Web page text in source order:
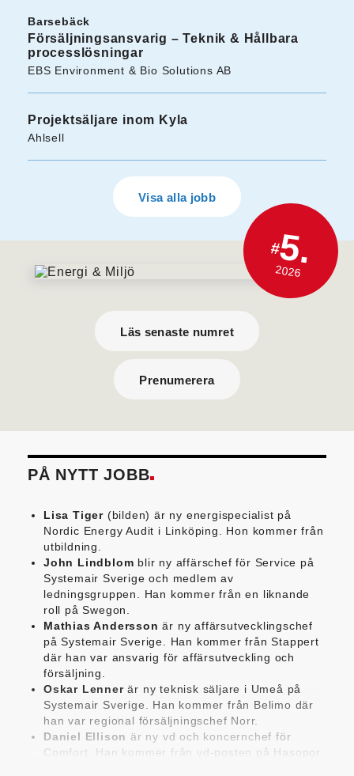
Barsebäck
Försäljningsansvarig – Teknik & Hållbara
processlösningar
EBS Environment & Bio Solutions AB
Projektsäljare inom Kyla
Ahlsell
Visa alla jobb
#5.
2026
Läs senaste numret
Prenumerera
PÅ NYTT JOBB
Lisa Tiger (bilden) är ny energispecialist på
Nordic Energy Audit i Linköping. Hon kommer från
utbildning.
John Lindblom blir ny affärschef för Service på
Systemair Sverige och medlem av
ledningsgruppen. Han kommer från en liknande
roll på Swegon.
Mathias Andersson är ny affärsutvecklingschef
på Systemair Sverige. Han kommer från Stappert
där han var ansvarig för affärsutveckling och
försäljning.
Oskar Lennerär ny teknisk säljare i Umeå på
Systemair Sverige. Han kommer från Belimo där
han var regional försäljningschef Norr.
Daniel Ellison är ny vd och koncernchef för
Comfort. Han kommer från vd-posten på Hasopor.